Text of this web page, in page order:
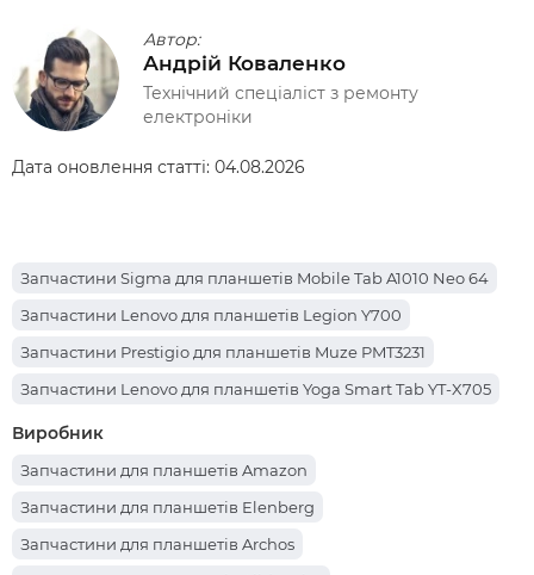
Автор:
Андрій Коваленко
Технічний спеціаліст з ремонту
електроніки
Дата оновлення статті: 04.08.2026
Запчастини Sigma для планшетів Mobile Tab A1010 Neo 64
Запчастини Lenovo для планшетів Legion Y700
Запчастини Prestigio для планшетів Muze PMT3231
Запчастини Lenovo для планшетів Yoga Smart Tab YT-X705
Запчастини Apple для планшетів iPad Pro 12.9 (2017)
Запчастини Teclast для планшетів P85T
Запчастини Oscal для планшетів Pad 70
Запчастини Nomi для планшетів C101014 Ultra4
Виробник
Запчастини для планшетів Amazon
Запчастини для планшетів Elenberg
Запчастини для планшетів Archos